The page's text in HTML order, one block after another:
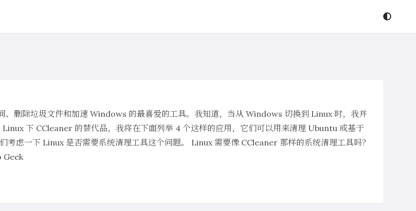
删除垃圾文件和加速 Windows 的最喜爱的工具。我知道，当从 Windows 切换到 Linux 时，我并
下 CCleaner 的替代品，我将在下面列举 4 个这样的应用，它们可以用来清理 Ubuntu 或基于
虑一下 Linux 是否需要系统清理工具这个问题。 Linux 需要像 CCleaner 那样的系统清理工具吗？
Geek